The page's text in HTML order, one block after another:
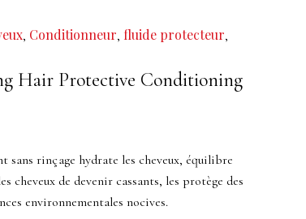
, Conditionneur, fluide protecteur,
Hair Protective Conditioning
sans rinçage hydrate les cheveux, équilibre
cheveux de devenir cassants, les protège des
environnementales nocives.